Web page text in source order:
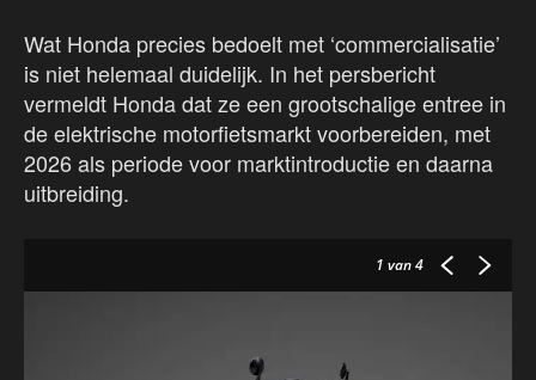
Wat Honda precies bedoelt met ‘commercialisatie’
is niet helemaal duidelijk. In het persbericht
vermeldt Honda dat ze een grootschalige entree in
de elektrische motorfietsmarkt voorbereiden, met
2026 als periode voor marktintroductie en daarna
uitbreiding.
1 van 4